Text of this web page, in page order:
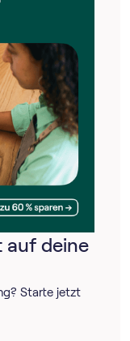
auf deine
Starte jetzt